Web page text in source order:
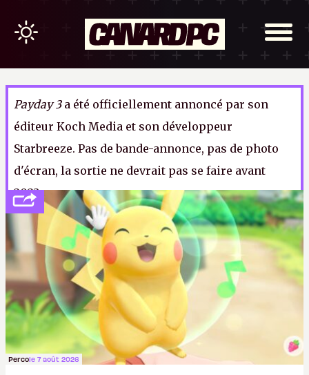
Payday 3a été officiellement annoncé par son
éditeur Koch Media et son développeur
Starbreeze. Pas de bande-annonce, pas de photo
d'écran, la sortie ne devrait pas se faire avant
2023.
Percole 7 août 2026